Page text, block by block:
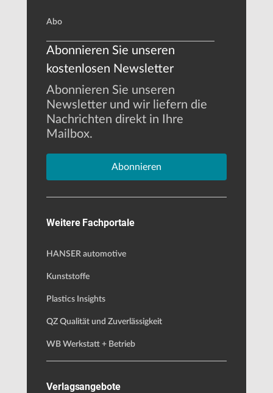
Abo
Abonnieren Sie unseren
kostenlosen Newsletter
Abonnieren Sie unseren
Newsletter und wir liefern die
Nachrichten direkt in Ihre
Mailbox.
Abonnieren
Weitere Fachportale
HANSER automotive
Kunststoffe
Plastics Insights
QZ Qualität und Zuverlässigkeit
WB Werkstatt + Betrieb
Verlagsangebote